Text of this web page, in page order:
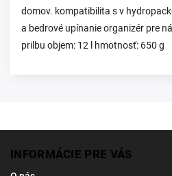
domov. kompatibilita s v
a bedrové upínanie organizér pre
prilbu objem: 12 l hmotnosť: 650 g
INFORMÁCIE PRE VÁS